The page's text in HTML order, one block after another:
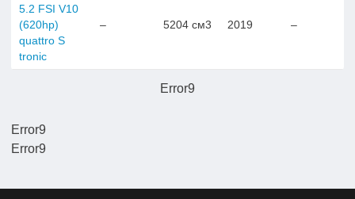
Error9
5.2 FSI V10
(620hp)
quattro S
tronic
– 5204 см3 2019 –
Error9
Error9